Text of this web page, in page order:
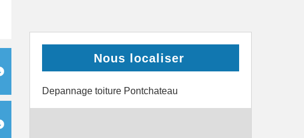
Nous localiser
Depannage toiture Pontchateau